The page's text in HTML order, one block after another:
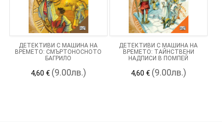
ДЕТЕКТИВИ С МАШИНА НА
ВРЕМЕТО: СМЪРТОНОСНОТО
БАГРИЛО
4,60 € (9.00лв.)
ДЕТЕКТИВИ С МАШИНА НА
ВРЕМЕТО: ТАЙНСТВЕНИ
НАДПИСИ В ПОМПЕЙ
4,60 € (9.00лв.)